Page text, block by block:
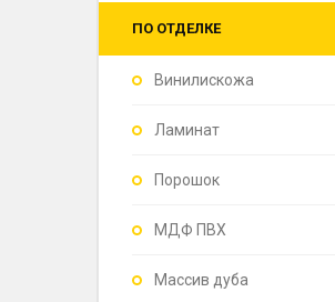
ПО ОТДЕЛКЕ
Винилискожа
Ламинат
Порошок
МДФ ПВХ
Массив дуба